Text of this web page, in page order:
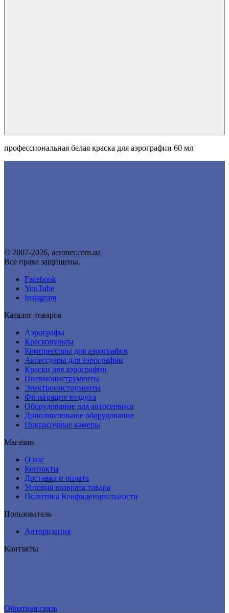
профессиональная белая краска для аэрографии 60 мл
© 2007-2026, aeroner.com.ua
Все права защищены.
Facebook
YouTube
Instagram
Каталог товаров
Аэрографы
Краскопульты
Компрессоры для аэрографов
Аксессуары для аэрографии
Краски для аэрографии
Пневмоинструменты
Электроинструменты
Фильтрация воздуха
Оборудование для автосервиса
Дополнительное оборудование
Покрасочные камеры
Магазин
О нас
Контакты
Доставка и оплата
Условия возврата товара
Политика Конфиденциальности
Пользователь
Авторизация
Контакты
Обратная связь